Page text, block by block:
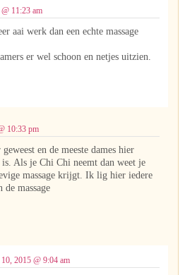
11:23 am
aai werk dan een echte massage
er wel schoon en netjes uitzien.
10:33 pm
en de meeste dames hier
is. Als je Chi Chi neemt dan weet je
massage krijgt. Ik lig hier iedere
de massage
2015 @ 9:04 am